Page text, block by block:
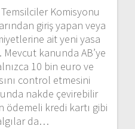
Komisyonu
giriş yapan veya
ait yeni yasa
kanunda AB’ye
10 bin euro ve
control etmesini
nakde çevirebilir
ödemeli kredi kartı gibi
da…